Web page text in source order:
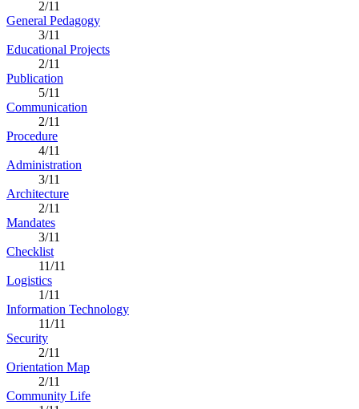
2/11
General Pedagogy
3/11
Educational Projects
2/11
Publication
5/11
Communication
2/11
Procedure
4/11
Administration
3/11
Architecture
2/11
Mandates
3/11
Checklist
11/11
Logistics
1/11
Information Technology
11/11
Security
2/11
Orientation Map
2/11
Community Life